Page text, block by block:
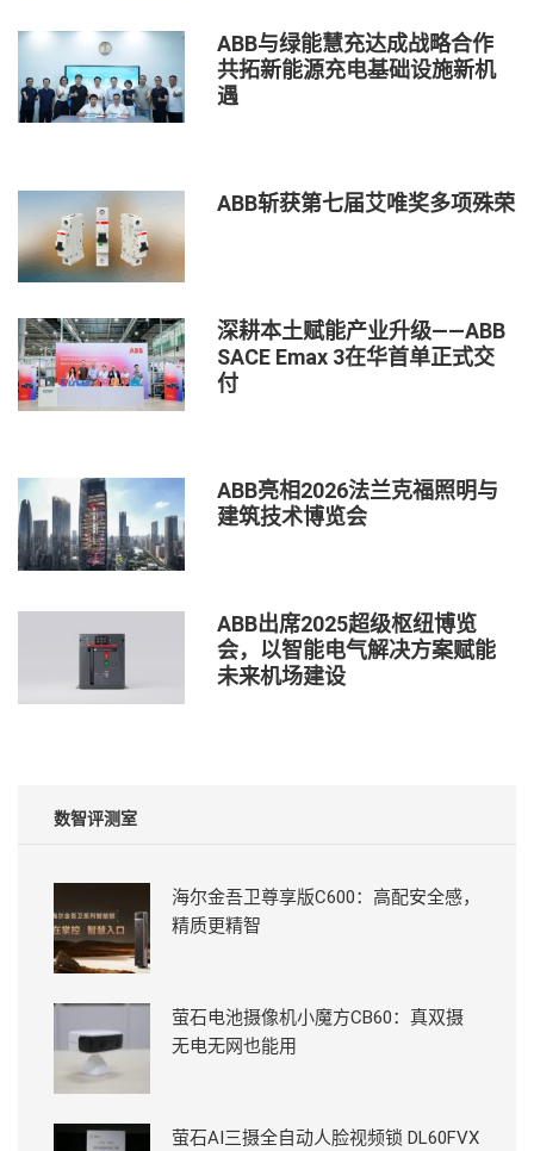
ABB与绿能慧充达成战略合作
共拓新能源充电基础设施新机
遇
ABB斩获第七届艾唯奖多项殊荣
深耕本土赋能产业升级——ABB
SACE Emax 3在华首单正式交
付
ABB亮相2026法兰克福照明与
建筑技术博览会
ABB出席2025超级枢纽博览
会，以智能电气解决方案赋能
未来机场建设
数智评测室
海尔金吾卫尊享版C600：高配安全感，
精质更精智
萤石电池摄像机小魔方CB60：真双摄
无电无网也能用
萤石AI三摄全自动人脸视频锁 DL60FVX